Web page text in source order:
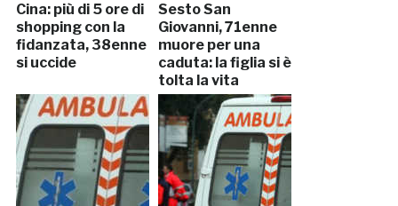
Cina: più di 5 ore di
shopping con la
fidanzata, 38enne
si uccide
Sesto San
Giovanni, 71enne
muore per una
caduta: la figlia si è
tolta la vita